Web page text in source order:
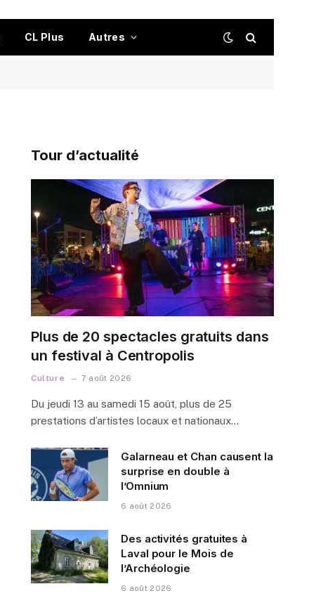
CL Plus Autres
Tour d’actualité
Plus de 20 spectacles gratuits dans
un festival à Centropolis
Culture 7 août 2026
Du jeudi 13 au samedi 15 août, plus de 25
prestations d’artistes locaux et nationaux…
Galarneau et Chan causent la
surprise en double à
l’Omnium
6 août 2026
Des activités gratuites à
Laval pour le Mois de
l’Archéologie
6 août 2026